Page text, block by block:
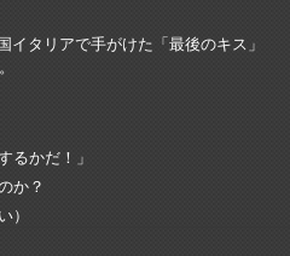
イタリアで手がけた「最後のキス」
るかだ！」
か？
）